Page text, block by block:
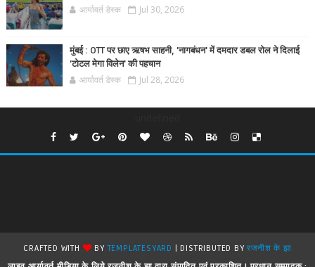
आर्यावर्त डेस्क Jul 30, 2026
मुंबई : OTT पर छाए ऋषभ साहनी, 'नागबंधन' में दमदार डबल रोल ने दिलाई
'टोटल मेगा विलेन' की पहचान
आर्यावर्त डेस्क Jul 28, 2026
CRAFTED WITH BYTEMPLATESYARD | DISTRIBUTED BYरजनीश के झा